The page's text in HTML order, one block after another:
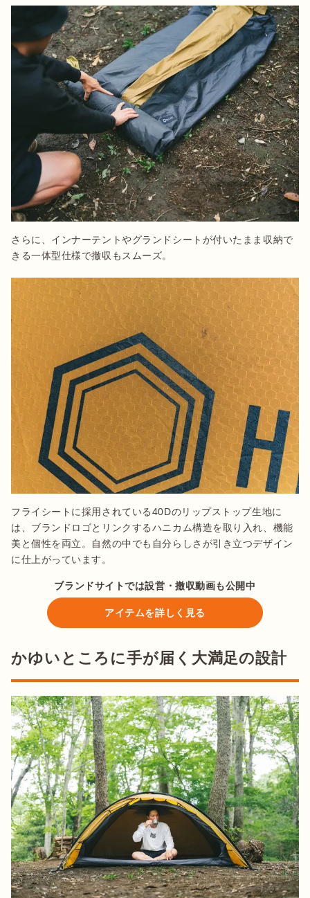
さらに、インナーテントやグランドシートが付いたまま収納で
フライシートに採用されている40Dのリップストップ生地に
は、ブランドロゴとリンクするハニカム構造を取り入れ、機能
美と個性を両立。自然の中でも自分らしさが引き立つデザイン
に仕上がっています。
ブランドサイトでは設営・撤収動画も公開中
アイテムを詳しく見る
かゆいところに手が届く大満足の設計